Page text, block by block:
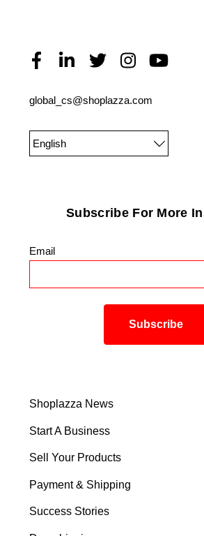
global_cs@shoplazza.com
English
Subscribe For More
Email
Shoplazza News
Start A Business
Sell Your Products
Payment & Shipping
Success Stories